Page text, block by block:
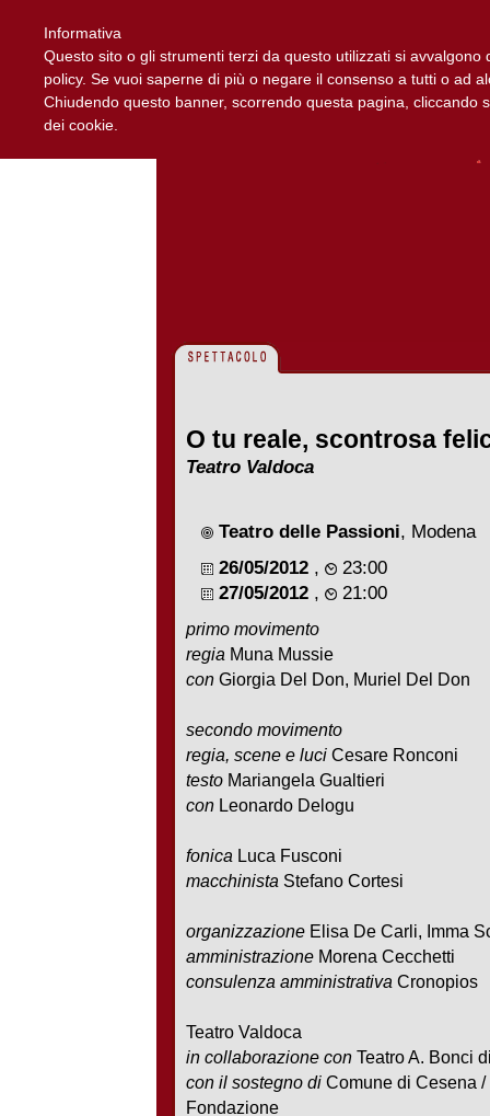
O tu reale, scontrosa
Teatro Valdoca
Teatro delle Passioni, Modena
26/05/2012 ,
23:00
27/05/2012 , 21:00
primo movimento
regia Muna Mussie
con Giorgia Del Don, Muriel Del Don
secondo movimento
regia, scene e luci Cesare Ronconi
testo Mariangela Gualtieri
con Leonardo Delogu
fonica Luca Fusconi
macchinista Stefano Cortesi
organizzazione Elisa De Carli, Imma
amministrazione Morena Cecchetti
consulenza amministrativa Cronopios
Teatro Valdoca
in collaborazione con Teatro A. Bonci
con il sostegno di Comune di Cesena
Fondazione
Informativa
Questo sito o gli strumenti terzi da questo utilizzati si
policy. Se vuoi saperne di più o negare il consenso a tutti o ad
Chiudendo questo banner, scorrendo questa pagina, cliccando
dei cookie.